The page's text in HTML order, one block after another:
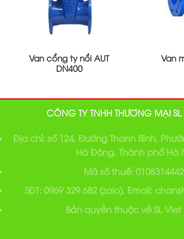
Van cổng ty nổi AUT
DN400
Van
CÔNG TY TNHH THƯƠNG MẠI
Địa chỉ: số 124, Đường Thanh Bình,
Hà Đông, Thành phố Hà
Mã số thuế:
SĐT: 0969 329 682 (zalo), Email:
Bản quyền thuộc về SL Viet